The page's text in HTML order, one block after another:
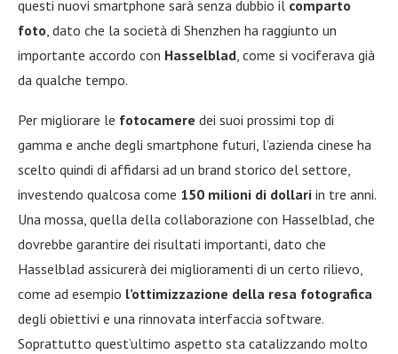
questi nuovi smartphone sarà senza dubbio il comparto
foto, dato che la società di Shenzhen ha raggiunto un
importante accordo con Hasselblad, come si vociferava già
da qualche tempo.
Per migliorare le fotocamere dei suoi prossimi top di
gamma e anche degli smartphone futuri, l’azienda cinese ha
scelto quindi di affidarsi ad un brand storico del settore,
investendo qualcosa come 150 milioni di dollari in tre anni.
Una mossa, quella della collaborazione con Hasselblad, che
dovrebbe garantire dei risultati importanti, dato che
Hasselblad assicurerà dei miglioramenti di un certo rilievo,
come ad esempio l’ottimizzazione della resa fotografica
degli obiettivi e una rinnovata interfaccia software.
Soprattutto quest’ultimo aspetto sta catalizzando molto